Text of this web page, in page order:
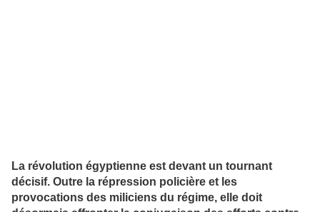
La révolution égyptienne est devant un tournant
décisif. Outre la répression policière et les
provocations des miliciens du régime, elle doit